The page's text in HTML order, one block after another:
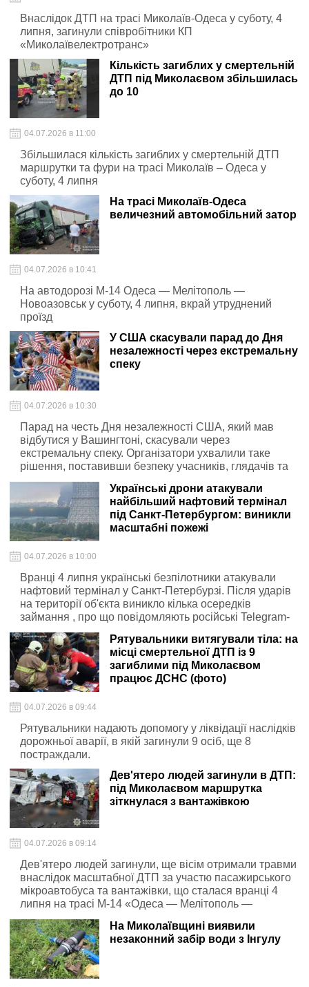
Внаслідок ДТП на трасі Миколаїв-Одеса у суботу, 4
липня, загинули співробітники КП
«Миколаївелектротранс»
Кількість загиблих у смертельній
ДТП під Миколаєвом збільшилась
до 10
04.07.2026 в 11:00
Збільшилася кількість загиблих у смертельній ДТП
маршрутки та фури на трасі Миколаїв – Одеса у
суботу, 4 липня
На трасі Миколаїв-Одеса
величезний автомобільний затор
04.07.2026 в 10:41
На автодорозі М-14 Одеса — Мелітополь —
Новоазовськ у суботу, 4 липня, вкрай утруднений
проїзд
У США скасували парад до Дня
незалежності через екстремальну
спеку
04.07.2026 в 10:30
Парад на честь Дня незалежності США, який мав
відбутися у Вашингтоні, скасували через
екстремальну спеку. Організатори ухвалили таке
рішення, поставивши безпеку учасників, глядачів та
персоналу на перше місце
Українські дрони атакували
найбільший нафтовий термінал
під Санкт-Петербургом: виникли
масштабні пожежі
04.07.2026 в 10:00
Вранці 4 липня українські безпілотники атакували
нафтовий термінал у Санкт-Петербурзі. Після ударів
на території об'єкта виникло кілька осередків
займання , про що повідомляють російські Telegram-
канали
Рятувальники витягували тіла: на
місці смертельної ДТП із 9
загиблими під Миколаєвом
працює ДСНС (фото)
04.07.2026 в 09:44
Рятувальники надають допомогу у ліквідації наслідків
дорожньої аварії, в якій загинули 9 осіб, ще 8
постраждали.
Дев'ятеро людей загинули в ДТП:
під Миколаєвом маршрутка
зіткнулася з вантажівкою
04.07.2026 в 09:14
Дев'ятеро людей загинули, ще вісім отримали травми
внаслідок масштабної ДТП за участю пасажирського
мікроавтобуса та вантажівки, що сталася вранці 4
липня на трасі М-14 «Одеса — Мелітополь —
Новоазовськ»
На Миколаївщині виявили
незаконний забір води з Інгулу